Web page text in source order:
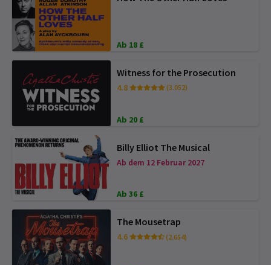
Ab 18 £
Witness for the Prosecution
4.8 (3.052)
Ab 20 £
Billy Elliot The Musical
Ab dem 12 Februar 2027
Ab 36 £
The Mousetrap
4.6 (2.654)